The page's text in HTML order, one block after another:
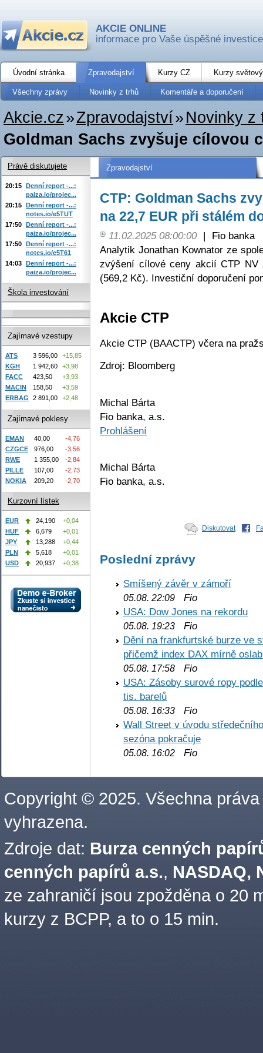
AKCIE ONLINE
informace pro Vaše úspěšné investice
Úvodní stránka Zpravodajství Kurzy CZ Kurzy
Všechny zprávy Novinky z trhů Komentáře a doporučení
Akcie.cz»Zpravodajství» Novinky z
Goldman Sachs zvyšuje cílovou
Zpravodajství
CTP: Goldman Sachs
na 22,7 EUR při stálém
11.02.2025 08:00:00 |
Fio banka
Analytik Jonathan Kownator ze
zvýšení cílové ceny akcií CTP
(569,2 Kč). Investiční doporučení
Akcie CTP
Akcie CTP (BAACTP) včera na
Zdroj: Bloomberg
Michal Bárta
Fio banka, a.s.
Prohlášení
Michal Bárta
Fio banka, a.s.
Diskutovat
Poslední zprávy
Smíšený závěr v zámoří
05.08. 22:09 Fio
USA: Dow Jones na rekordu
05.08. 19:23 Fio
Dění na frankfurtské burze ve
přičemž index DAX mírně
05.08. 17:58 Fio
USA: Zásoby surové ropy
tis. barelů
05.08. 16:33 Fio
Wall Street v úvodu
sezóna pokračuje
05.08. 16:02 Fio
Právě diskutujete
20:15 Denní report -...:
paiza.io/projec...
20:15 Denní report -...:
notes.io/e5TUT
17:50 Denní report -...:
paiza.io/projec...
17:50 Denní report -...:
notes.io/e5T61
14:03 Denní report -...:
paiza.io/projec...
Škola investování
Zajímavé vzestupy
ATS 3 596,00
+15,85
KGH
1 942,60
+3,98
FACC
423,50
+3,93
MACIN
158,50
+3,59
ERBAG
2 891,00 +2,48
Zajímavé poklesy
EMAN 40,00
-4,76
CZGCE
976,00
-3,56
RWE
1 355,00
-2,84
PILLE
107,00
-2,73
NOKIA
209,20 -2,70
Kurzovní lístek
EUR 24,190
+0,04
HUF
6,679
+0,01
JPY
13,288
+0,44
PLN
5,618
+0,01
USD
20,937 +0,38
Copyright © 2025. Všechna práva
vyhrazena.
Zdroje dat: Burza cenných
cenných papírů a.s., NASDAQ,
ze zahraničí jsou zpožděna o 20
kurzy z BCPP, a to o 15 min.